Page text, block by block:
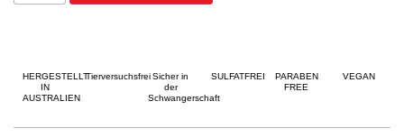
HERGESTELLT
IN
AUSTRALIEN
Tierversuchsfrei Sicher in
der
Schwangerschaft
SULFATFREI
PARABEN
FREE
VEGAN